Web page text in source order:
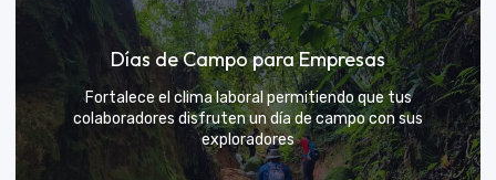
Días de sol
Un respiro campestre diseñado para el descanso y la
diversión de todos
VER MÁS
Días de Campo para Empresas
Fortalece el clima laboral permitiendo que tus
colaboradores disfruten un día de campo con sus
exploradores